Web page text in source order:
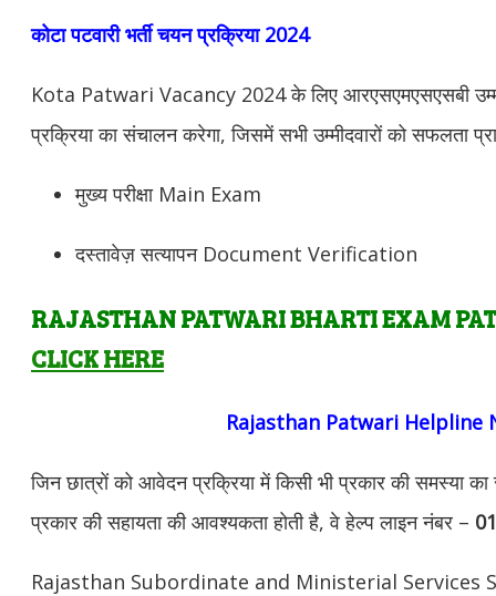
कोटा पटवारी भर्ती चयन प्रक्रिया 2024
Kota Patwari Vacancy 2024 के लिए आरएसएमएसएसबी
प्रक्रिया का संचालन करेगा, जिसमें सभी उम्मीदवारों को सफलता
मुख्य परीक्षा Main Exam
दस्तावेज़ सत्यापन Document Verification
RAJASTHAN PATWARI BHARTI EXAM
CLICK HERE
Rajasthan Patwari Helpline
जिन छात्रों को आवेदन प्रक्रिया में किसी भी प्रकार की समस्या का
प्रकार की सहायता की आवश्यकता होती है, वे हेल्प लाइन नंबर –
Rajasthan Subordinate and Ministerial Services